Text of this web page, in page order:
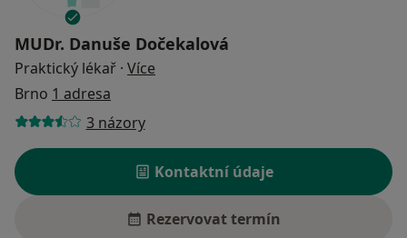
MUDr. Danuše Dočekalová
Praktický lékař · Více
Brno 1 adresa
3 názory
Kontaktní údaje
Rezervovat termín